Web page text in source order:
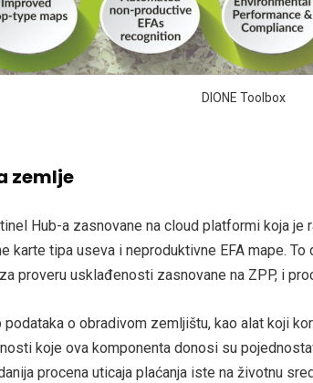
DIONE Toolbox
zemlje
Hub-a zasnovane na cloud platformi koja
karte tipa useva i neproduktivne EFA mape.
proveru usklađenosti zasnovane na ZPP, i
podataka o obradivom zemljištu, kao alat koji
koje ova komponenta donosi su
procena uticaja plaćanja iste na životnu